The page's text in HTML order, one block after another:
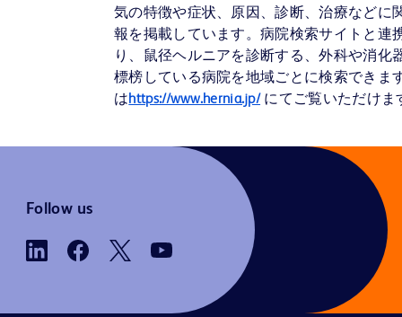
気の特徴や症状、原因、診断、治療などに
報を掲載しています。病院検索サイトと連
り、鼠径ヘルニアを診断する、外科や消化
標榜している病院を地域ごとに検索できま
はhttps://www.hernia.jp/ にてご覧いただけま
Follow us